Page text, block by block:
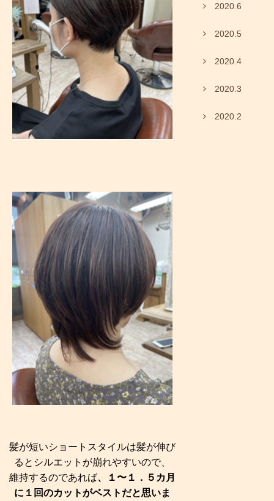
髪が短いショートスタイルは髪が伸び
るとシルエットが崩れやすいので、
維持するのであれば、１〜１．５カ月
に１回のカットがベストだと思いま
2020.6
2020.5
2020.4
2020.3
2020.2